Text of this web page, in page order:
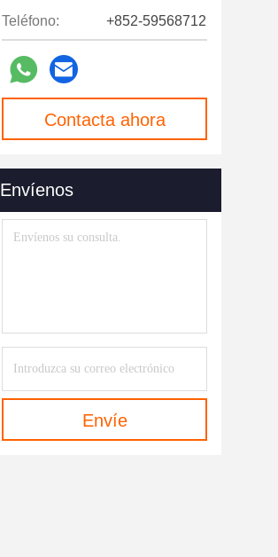
Puertas De Velocidad (12)
Teléfono: +852-59568712
Contacta ahora
Envíenos
Envíe